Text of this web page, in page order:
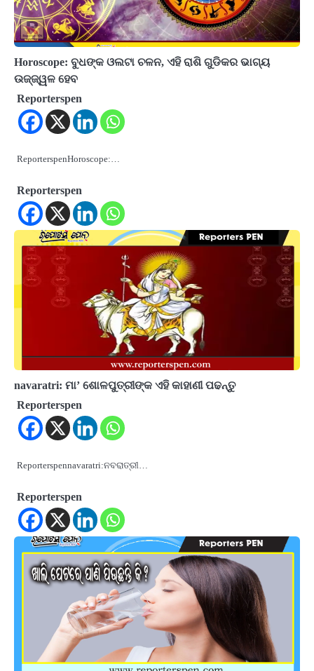
Horoscope: ବୁଧଙ୍କ ଓଲଟା ଚଳନ, ଏହି ରାଶି ଗୁଡିକର ଭାଗ୍ୟ
ଉଜ୍ଜ୍ୱଳ ହେବ
Reporterspen
ReporterspenHoroscope:…
Reporterspen
navaratri: ମା’ ଶୋଳପୁତ୍ରୀଙ୍କ ଏହି କାହାଣୀ ପଢନ୍ତୁ
Reporterspen
Reporterspennavaratri:ନବରାତ୍ରୀ…
Reporterspen